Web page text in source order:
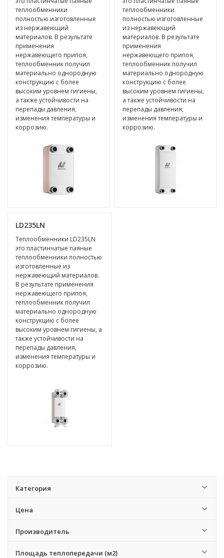
теплообменники
полностью изготовленные
из нержавеющий
материалов. В результате
применения
нержавеющего припоя,
теплообменник получил
материально однородную
конструкцию с более
высоким уровнем гигиены,
а также устойчивости на
перепады давления,
изменения температуры и
коррозию.
теплообменники
полностью изготовленные
из нержавеющий
материалов. В результате
применения
нержавеющего припоя,
теплообменник получил
материально однородную
конструкцию с более
высоким уровнем гигиены,
а также устойчивости на
перепады давления,
изменения температуры и
коррозию.
LD235LN
Теплообменники LD235LN
это пластинчатые паяные
теплообменники полностью
изготовленные из
нержавеющий материалов.
В результате применения
нержавеющего припоя,
теплообменник получил
материально однородную
конструкцию с более
высоким уровнем гигиены, а
также устойчивости на
перепады давления,
изменения температуры и
коррозию.
Категория
Цена
Производитель
Площадь теплопередачи (м2)